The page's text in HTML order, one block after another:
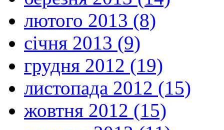
лютого 2013 (8)
січня 2013 (9)
грудня 2012 (19)
листопада 2012 (15)
жовтня 2012 (15)